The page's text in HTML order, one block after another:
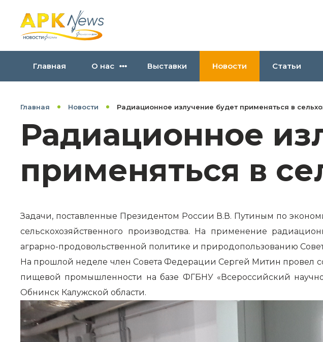
Главная О нас Выставки Новости Статьи
Главная Новости Радиационное излучение будет применяться в
Радиационное
применяться в
Задачи, поставленные Президентом России В.В. Путиным по
сельскохозяйственного производства. На применение
аграрно-продовольственной политике и природопользованию
На прошлой неделе член Совета Федерации Сергей Митин провел
пищевой промышленности на базе ФГБНУ «Всероссийский
Обнинск Калужской области.